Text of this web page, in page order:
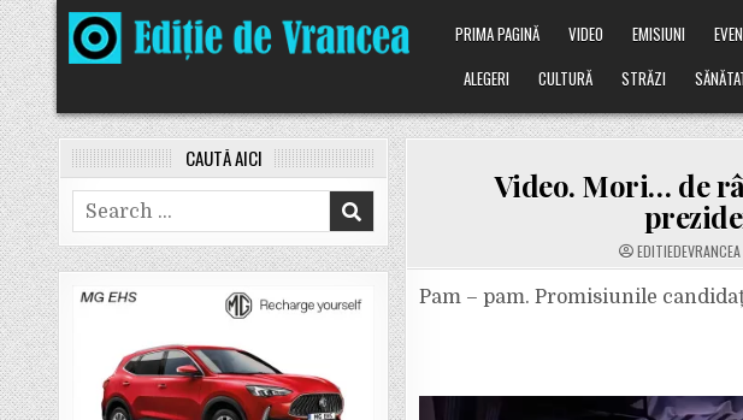
Skip
to
content
PRIMA PAGINĂ VIDEO EMISIUNI
ALEGERI
CULTURĂ STRĂZI
Video. Mori… de
EDITIEDEVRANCEA
Pam – pam. Promisiunile
CAUTĂ AICI
Search
for: